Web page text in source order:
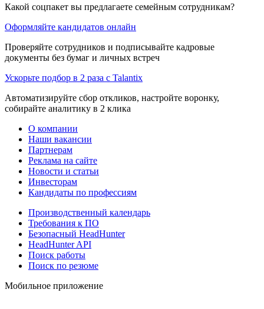
Какой соцпакет вы предлагаете семейным сотрудникам?
Оформляйте кандидатов онлайн
Проверяйте сотрудников и подписывайте кадровые
документы без бумаг и личных встреч
Ускорьте подбор в 2 раза с Talantix
Автоматизируйте сбор откликов, настройте воронку,
собирайте аналитику в 2 клика
О компании
Наши вакансии
Партнерам
Реклама на сайте
Новости и статьи
Инвесторам
Кандидаты по профессиям
Производственный календарь
Требования к ПО
Безопасный HeadHunter
HeadHunter API
Поиск работы
Поиск по резюме
Мобильное приложение